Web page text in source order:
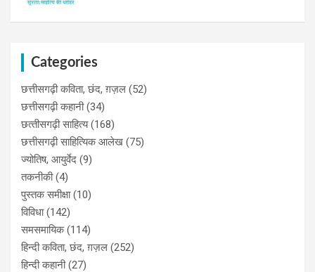
Categories
छत्तीसगढ़ी कविता, छंद, ग़ज़ल (52)
छत्तीसगढ़ी कहानी(34)
छत्‍तीसगढ़ी साहित्‍य(168)
छत्तीसगढ़ी साहित्यिक आलेख (75)
ज्योतिष, आयुर्वेद (9)
तकनीकी(4)
पुस्‍तक समीक्षा(10)
विविधा(142)
समसमायिक(114)
हिन्दी कविता, छंद, ग़ज़ल (252)
हिन्दी कहानी(27)